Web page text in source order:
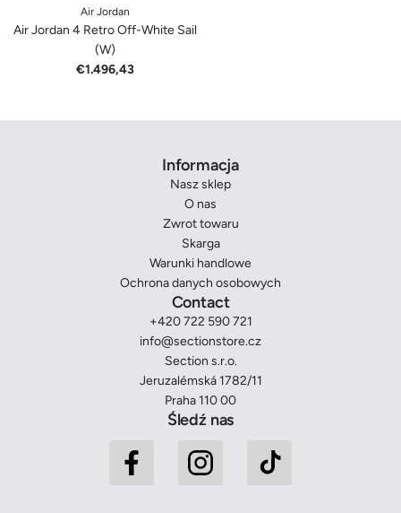
Air Jordan
Air Jordan 4 Retro Off-White Sail
(W)
€1.496,43
Informacja
Nasz sklep
O nas
Zwrot towaru
Skarga
Warunki handlowe
Ochrona danych osobowych
Contact
+420 722 590 721
info@sectionstore.cz
Section s.r.o.
Jeruzalémská 1782/11
Praha 110 00
Śledź nas